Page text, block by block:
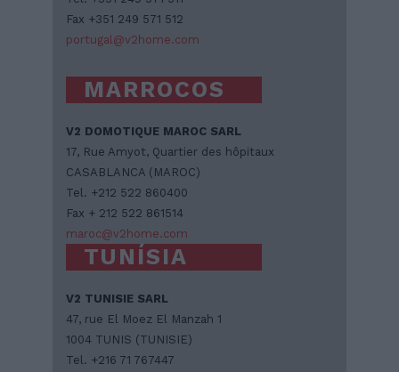
Fax +351 249 571 512
portugal@v2home.com
MARROCOS
V2 DOMOTIQUE MAROC SARL
17, Rue Amyot, Quartier des hôpitaux
CASABLANCA (MAROC)
Tel. +212 522 860400
Fax + 212 522 861514
maroc@v2home.com
TUNÍSIA
V2 TUNISIE SARL
47, rue El Moez El Manzah 1
1004 TUNIS (TUNISIE)
Tel. +216 71 767447